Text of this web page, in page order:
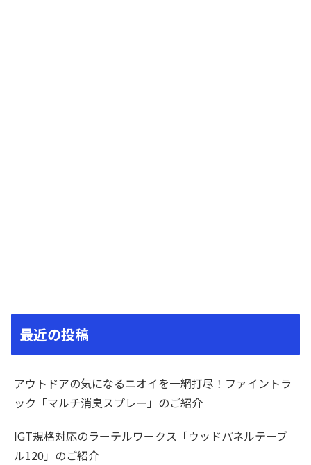
最近の投稿
アウトドアの気になるニオイを一網打尽！ファイントラ
ック「マルチ消臭スプレー」のご紹介
IGT規格対応のラーテルワークス「ウッドパネルテーブ
ル120」のご紹介